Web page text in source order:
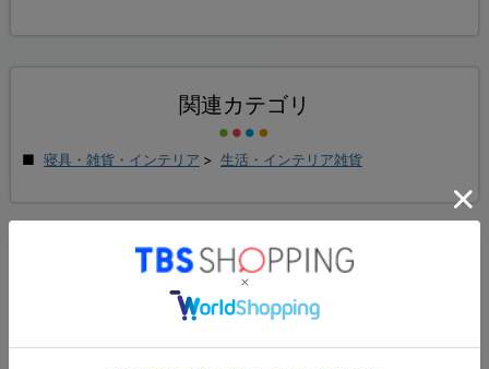
関連カテゴリ
寝具・雑貨・インテリア > 生活・インテリア雑貨
関連する
特集・セール